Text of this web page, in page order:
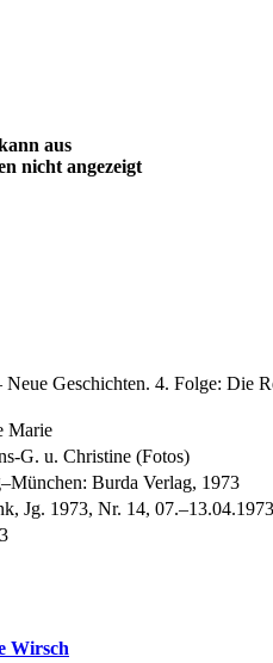
aus
nicht angezeigt
Geschichten. 4. Folge: Die
Marie
G. u. Christine (Fotos)
Burda Verlag, 1973
Jg. 1973, Nr. 14, 07.–13.04.1973
Wirsch